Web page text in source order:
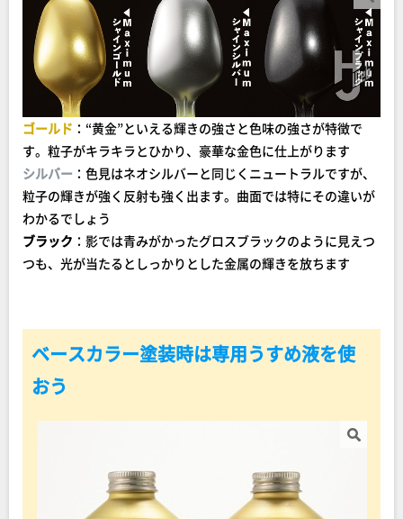
ゴールド ：“黄金”といえる輝きの強さと色味の強さが特徴で
す。粒子がキラキラとひかり、豪華な金色に仕上がります
シルバー ：色見はネオシルバーと同じくニュートラルですが、
粒子の輝きが強く反射も強く出ます。曲面では特にその違いが
わかるでしょう
ブラック ：影では青みがかったグロスブラックのように見えつ
つも、光が当たるとしっかりとした金属の輝きを放ちます
ベースカラー塗装時は専用うすめ液を使
おう